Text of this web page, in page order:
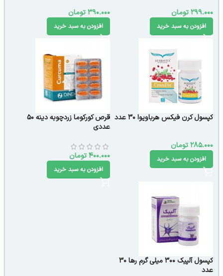
299.000تومان
افزودن به سبد خرید
390.000تومان
افزودن به سبد خرید
کپسول کرن فیکس هرباویوا 30 عدد
285.000تومان
افزودن به سبد خرید
قرص کورکوما زردچوبه دینه 50
عددی
400.000تومان
افزودن به سبد خرید
کپسول آلپیک 300 میلی گرم رها 30
عدد